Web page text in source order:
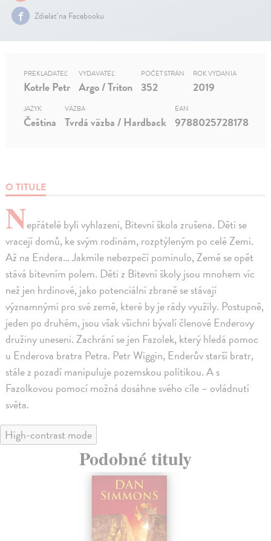
Zdielať na Facebooku
O TITULE
Nepřátelé byli vyhlazeni, Bitevní škola zrušena. Děti se
vracejí domů, ke svým rodinám, rozptýleným po celé Zemi.
Až na Endera… Jakmile nebezpečí pominulo, Země se opět
stává bitevním polem. Děti z Bitevní školy jsou mnohem víc
než jen hrdinové, jako potenciální zbraně se stávají
významnými pro své země, které by je rády využily. Postupně,
jeden po druhém, jsou však všichni bývalí členové Enderovy
družiny uneseni. Zachrání se jen Fazolek, který hledá pomoc
u Enderova bratra Petra. Petr Wiggin, Enderův starší bratr,
stále z pozadí manipuluje pozemskou politikou. A s
Fazolkovou pomocí možná dosáhne svého cíle – ovládnutí
světa.
PREKLADATEĽ
Kotrle Petr
VYDAVATEĽ
Argo / Triton
POČET STRÁN
352
ROK VYDANIA
2019
JAZYK
Čeština
VÄZBA
Tvrdá väzba / Hardback
EAN
9788025728178
High-contrast mode
Podobné tituly